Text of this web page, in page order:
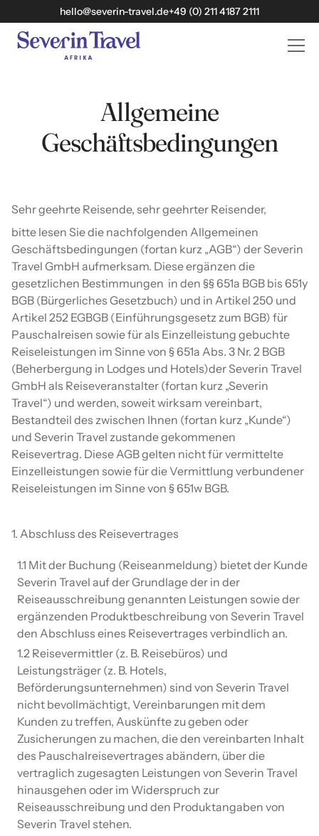
hello@severin-travel.de+49 (0) 211 4187 2111
Allgemeine
Geschäftsbedingungen
Sehr geehrte Reisende, sehr geehrter Reisender,
bitte lesen Sie die nachfolgenden Allgemeinen
Geschäftsbedingungen (fortan kurz „AGB“) der Severin
Travel GmbH aufmerksam. Diese ergänzen die
gesetzlichen Bestimmungen in den §§ 651a BGB bis 651y
BGB (Bürgerliches Gesetzbuch) und in Artikel 250 und
Artikel 252 EGBGB (Einführungsgesetz zum BGB) für
Pauschalreisen sowie für als Einzelleistung gebuchte
Reiseleistungen im Sinne von § 651a Abs. 3 Nr. 2 BGB
(Beherbergung in Lodges und Hotels)der Severin Travel
GmbH als Reiseveranstalter (fortan kurz „Severin
Travel“) und werden, soweit wirksam vereinbart,
Bestandteil des zwischen Ihnen (fortan kurz „Kunde“)
und Severin Travel zustande gekommenen
Reisevertrag. Diese AGB gelten nicht für vermittelte
Einzelleistungen sowie für die Vermittlung verbundener
Reiseleistungen im Sinne von § 651w BGB.
1. Abschluss des Reisevertrages
1.1 Mit der Buchung (Reiseanmeldung) bietet der Kunde
Severin Travel auf der Grundlage der in der
Reiseausschreibung genannten Leistungen sowie der
ergänzenden Produktbeschreibung von Severin Travel
den Abschluss eines Reisevertrages verbindlich an.
1.2 Reisevermittler (z. B. Reisebüros) und
Leistungsträger (z. B. Hotels,
Beförderungsunternehmen) sind von Severin Travel
nicht bevollmächtigt, Vereinbarungen mit dem
Kunden zu treffen, Auskünfte zu geben oder
Zusicherungen zu machen, die den vereinbarten Inhalt
des Pauschalreisevertrages abändern, über die
vertraglich zugesagten Leistungen von Severin Travel
hinausgehen oder im Widerspruch zur
Reiseausschreibung und den Produktangaben von
Severin Travel stehen.